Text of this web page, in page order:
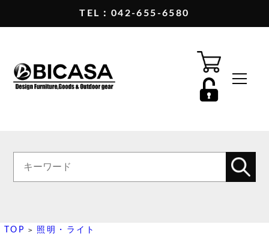
TEL：042-655-6580
TOP > 照明・ライト